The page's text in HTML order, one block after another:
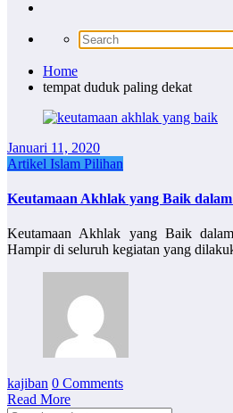
Home
tempat duduk paling dekat
Januari 11, 2020
Artikel Islam Pilihan
Keutamaan Akhlak yang Baik
Keutamaan Akhlak yang Baik
Hampir di seluruh kegiatan yang
kajiban 0 Comments
Read More